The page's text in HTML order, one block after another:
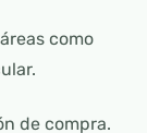
como
de compra.